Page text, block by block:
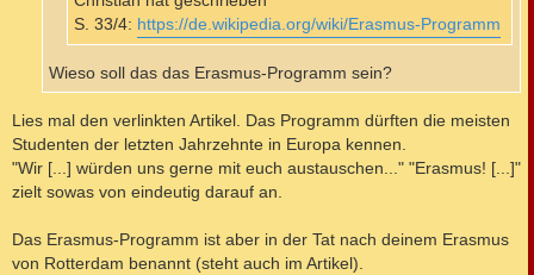
S. 33/4: https://de.wikipedia.org/wiki/Erasmus-Programm
Wieso soll das das Erasmus-Programm sein?
Lies mal den verlinkten Artikel. Das Programm dürften die meisten
Studenten der letzten Jahrzehnte in Europa kennen.
"Wir [...] würden uns gerne mit euch austauschen..." "Erasmus! [...]"
zielt sowas von eindeutig darauf an.
Das Erasmus-Programm ist aber in der Tat nach deinem Erasmus
von Rotterdam benannt (steht auch im Artikel).